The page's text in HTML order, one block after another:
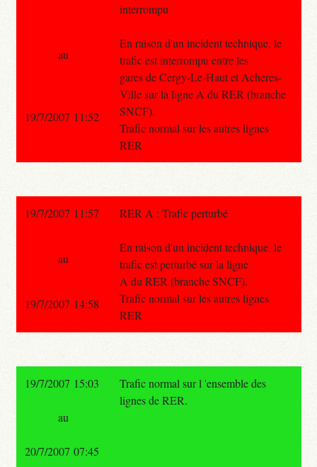
interrompu
En raison d'un incident technique, le
trafic est interrompu entre les
gares de Cergy-Le-Haut et Acheres-
Ville sur la ligne A du RER (branche
SNCF).
Trafic normal sur les autres lignes
RER
au
19/7/2007 11:52
19/7/2007 11:57 RER A : Trafic perturbé
En raison d'un incident technique, le
trafic est perturbé sur la ligne
A du RER (branche SNCF).
Trafic normal sur les autres lignes
RER
au
19/7/2007 14:58
19/7/2007 15:03
Trafic normal sur l 'ensemble des
lignes de RER.
au
20/7/2007 07:45